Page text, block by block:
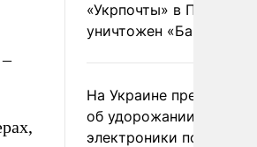
«Укрпочты» в
уничтожен
На Украине
об удорожании
электроники после